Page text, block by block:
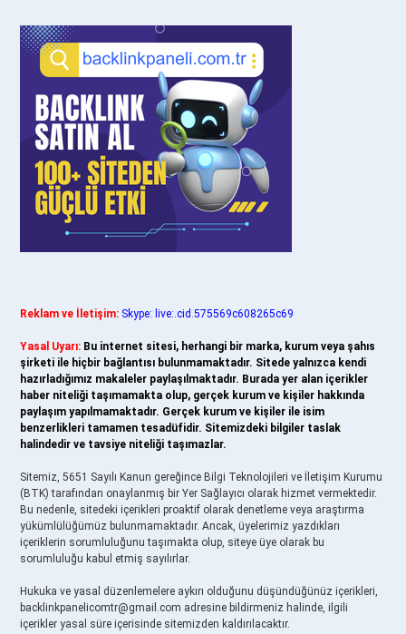
Reklam ve İletişim: Skype: live:.cid.575569c608265c69
Yasal Uyarı: Bu internet sitesi, herhangi bir marka, kurum veya şahıs
şirketi ile hiçbir bağlantısı bulunmamaktadır. Sitede yalnızca kendi
hazırladığımız makaleler paylaşılmaktadır. Burada yer alan içerikler
haber niteliği taşımamakta olup, gerçek kurum ve kişiler hakkında
paylaşım yapılmamaktadır. Gerçek kurum ve kişiler ile isim
benzerlikleri tamamen tesadüfidir. Sitemizdeki bilgiler taslak
halindedir ve tavsiye niteliği taşımazlar.
Sitemiz, 5651 Sayılı Kanun gereğince Bilgi Teknolojileri ve İletişim Kurumu
(BTK) tarafından onaylanmış bir Yer Sağlayıcı olarak hizmet vermektedir.
Bu nedenle, sitedeki içerikleri proaktif olarak denetleme veya araştırma
yükümlülüğümüz bulunmamaktadır. Ancak, üyelerimiz yazdıkları
içeriklerin sorumluluğunu taşımakta olup, siteye üye olarak bu
sorumluluğu kabul etmiş sayılırlar.
Hukuka ve yasal düzenlemelere aykırı olduğunu düşündüğünüz içerikleri,
backlinkpanelicomtr@gmail.com adresine bildirmeniz halinde, ilgili
içerikler yasal süre içerisinde sitemizden kaldırılacaktır.